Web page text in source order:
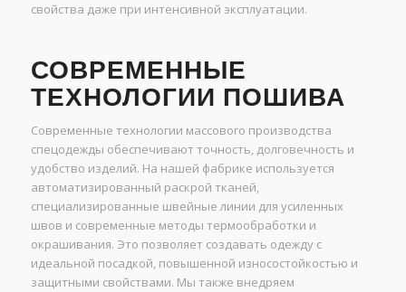
свойства даже при интенсивной эксплуатации.
СОВРЕМЕННЫЕ
ТЕХНОЛОГИИ ПОШИВА
Современные технологии массового производства
спецодежды обеспечивают точность, долговечность и
удобство изделий. На нашей фабрике используется
автоматизированный раскрой тканей,
специализированные швейные линии для усиленных
швов и современные методы термообработки и
окрашивания. Это позволяет создавать одежду с
идеальной посадкой, повышенной износостойкостью и
защитными свойствами. Мы также внедряем